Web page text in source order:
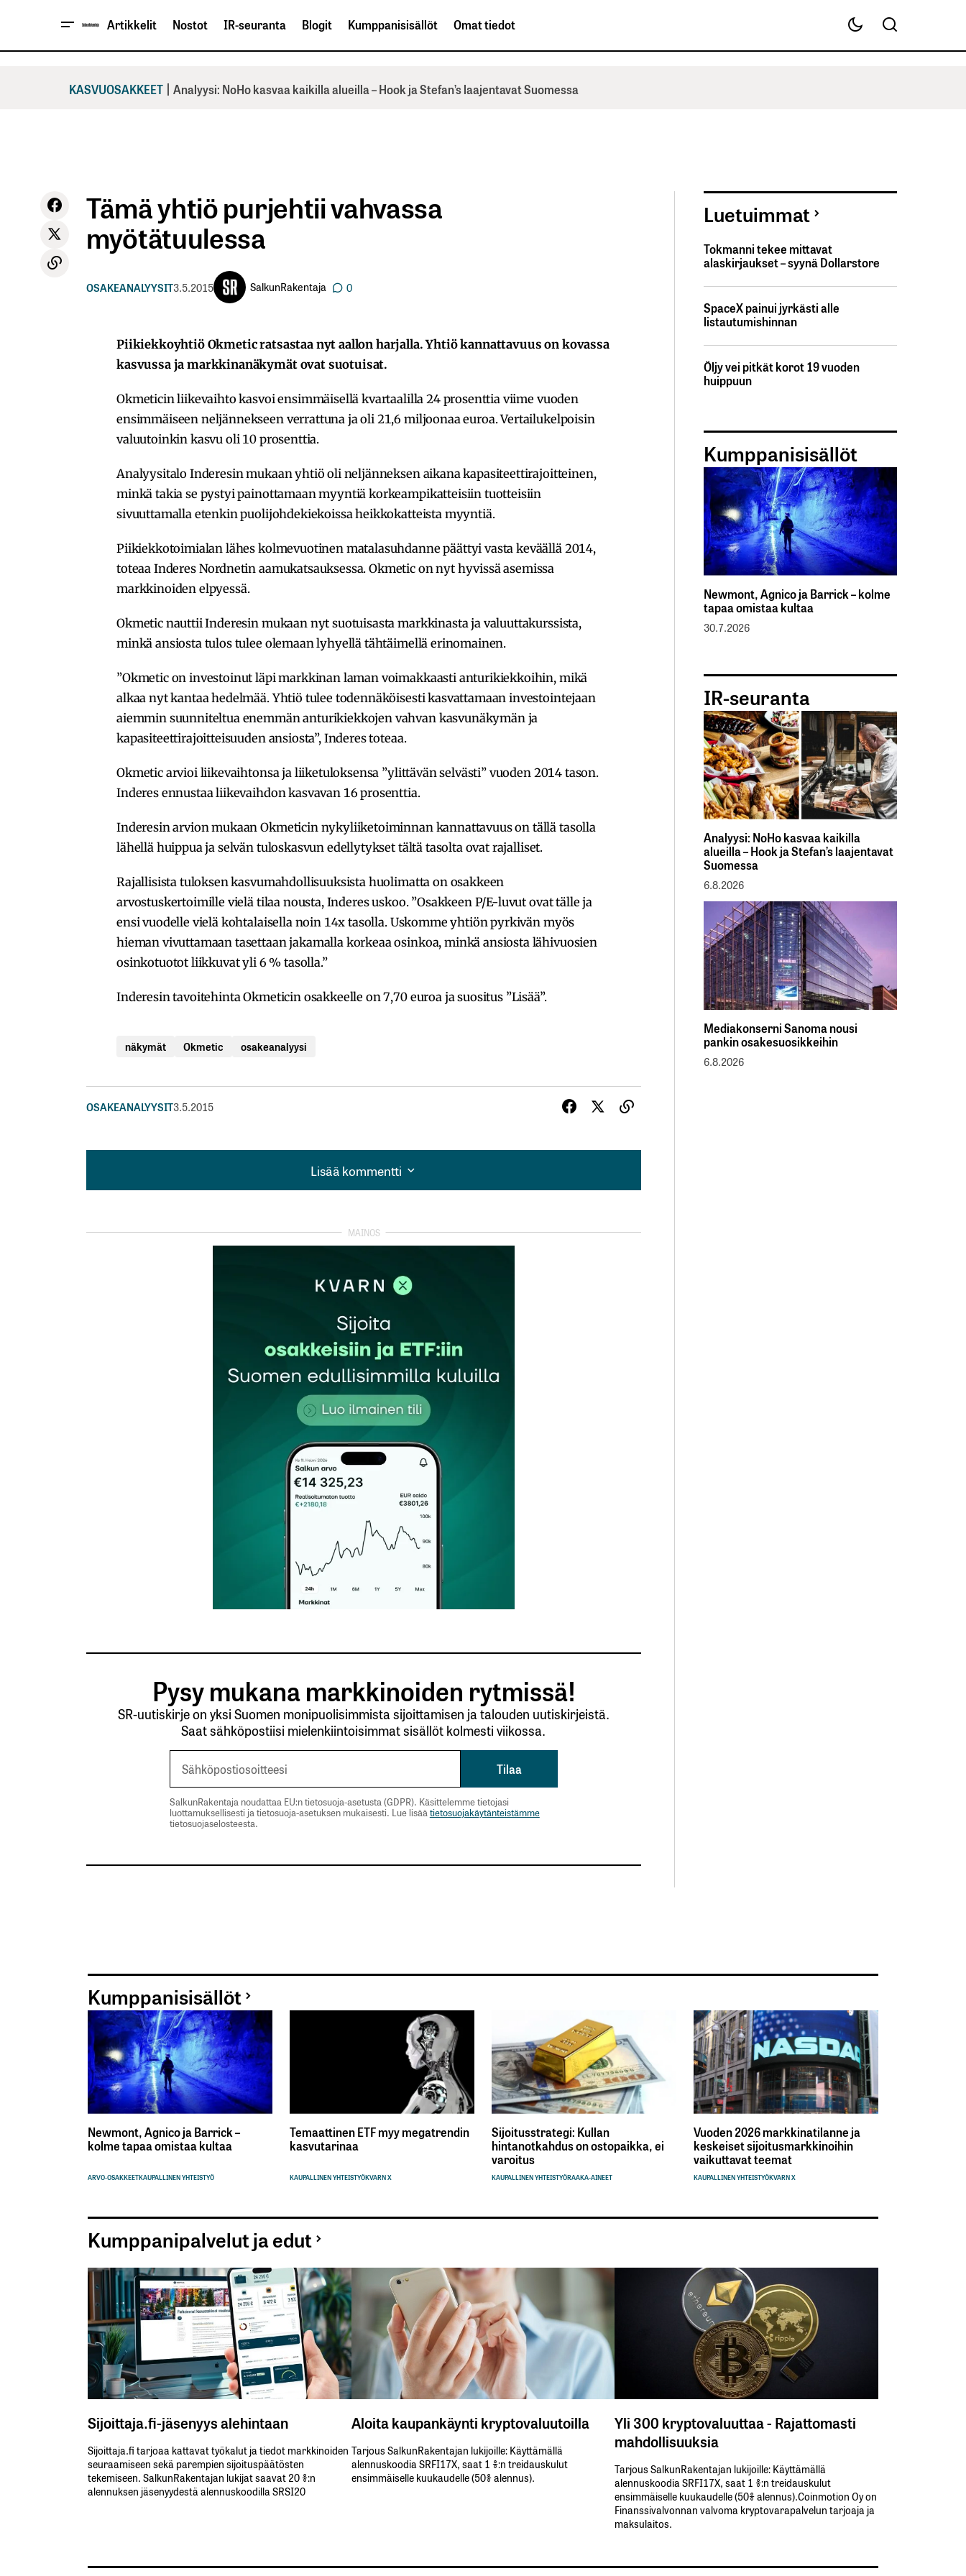
Artikkelit Nostot IR-seuranta Blogit Kumppanisisällöt Omat tiedot
KASVUOSAKKEET | Analyysi: NoHo kasvaa kaikilla alueilla – Hook ja Stefan’s laajentavat Suomessa
Tämä yhtiö purjehtii vahvassa
myötätuulessa
OSAKEANALYYSIT3.5.2015 SalkunRakentaja 0
Piikiekkoyhtiö Okmetic ratsastaa nyt aallon harjalla. Yhtiö kannattavuus on kovassa
kasvussa ja markkinanäkymät ovat suotuisat.
Okmeticin liikevaihto kasvoi ensimmäisellä kvartaalilla 24 prosenttia viime vuoden
ensimmäiseen neljännekseen verrattuna ja oli 21,6 miljoonaa euroa. Vertailukelpoisin
valuutoinkin kasvu oli 10 prosenttia.
Analyysitalo Inderesin mukaan yhtiö oli neljänneksen aikana kapasiteettirajoitteinen,
minkä takia se pystyi painottamaan myyntiä korkeampikatteisiin tuotteisiin
sivuuttamalla etenkin puolijohdekiekoissa heikkokatteista myyntiä.
Piikiekkotoimialan lähes kolmevuotinen matalasuhdanne päättyi vasta keväällä 2014,
toteaa Inderes Nordnetin aamukatsauksessa. Okmetic on nyt hyvissä asemissa
markkinoiden elpyessä.
Okmetic nauttii Inderesin mukaan nyt suotuisasta markkinasta ja valuuttakurssista,
minkä ansiosta tulos tulee olemaan lyhyellä tähtäimellä erinomainen.
”Okmetic on investoinut läpi markkinan laman voimakkaasti anturikiekkoihin, mikä
alkaa nyt kantaa hedelmää. Yhtiö tulee todennäköisesti kasvattamaan investointejaan
aiemmin suunniteltua enemmän anturikiekkojen vahvan kasvunäkymän ja
kapasiteettirajoitteisuuden ansiosta”, Inderes toteaa.
Okmetic arvioi liikevaihtonsa ja liiketuloksensa ”ylittävän selvästi” vuoden 2014 tason.
Inderes ennustaa liikevaihdon kasvavan 16 prosenttia.
Inderesin arvion mukaan Okmeticin nykyliiketoiminnan kannattavuus on tällä tasolla
lähellä huippua ja selvän tuloskasvun edellytykset tältä tasolta ovat rajalliset.
Rajallisista tuloksen kasvumahdollisuuksista huolimatta on osakkeen
arvostuskertoimille vielä tilaa nousta, Inderes uskoo. ”Osakkeen P/E-luvut ovat tälle ja
ensi vuodelle vielä kohtalaisella noin 14x tasolla. Uskomme yhtiön pyrkivän myös
hieman vivuttamaan tasettaan jakamalla korkeaa osinkoa, minkä ansiosta lähivuosien
osinkotuotot liikkuvat yli 6 % tasolla.”
Inderesin tavoitehinta Okmeticin osakkeelle on 7,70 euroa ja suositus ”Lisää”.
näkymät Okmetic osakeanalyysi
OSAKEANALYYSIT3.5.2015
Lisää kommentti
Lisää kommentti
Pakolliset kentät on merkitty
Sähköpostiosoitteesi
Pysy mukana markkinoiden rytmissä!
SR-uutiskirje on yksi Suomen monipuolisimmista sijoittamisen ja talouden uutiskirjeistä.
Saat sähköpostiisi mielenkiintoisimmat sisällöt kolmesti viikossa.
SalkunRakentaja noudattaa EU:n tietosuoja-asetusta (GDPR). Käsittelemme tietojasi
luottamuksellisesti ja tietosuoja-asetuksen mukaisesti. Lue lisää tietosuojakäytänteistämme
tietosuojaselosteesta.
Luetuimmat
Tokmanni tekee mittavat
alaskirjaukset – syynä Dollarstore
SpaceX painui jyrkästi alle
listautumishinnan
Öljy vei pitkät korot 19 vuoden
huippuun
Kumppanisisällöt
Newmont, Agnico ja Barrick – kolme
tapaa omistaa kultaa
30.7.2026
IR-seuranta
Analyysi: NoHo kasvaa kaikilla
alueilla – Hook ja Stefan’s laajentavat
Suomessa
6.8.2026
Mediakonserni Sanoma nousi
pankin osakesuosikkeihin
6.8.2026
Kumppanisisällöt
Newmont, Agnico ja Barrick –
kolme tapaa omistaa kultaa
ARVO-OSAKKEETKAUPALLINEN YHTEISTYÖ
Temaattinen ETF myy megatrendin
kasvutarinaa
KAUPALLINEN YHTEISTYÖKVARN X
Sijoitusstrategi: Kullan
hintanotkahdus on ostopaikka, ei
varoitus
KAUPALLINEN YHTEISTYÖRAAKA-AINEET
Vuoden 2026 markkinatilanne ja
keskeiset sijoitusmarkkinoihin
vaikuttavat teemat
KAUPALLINEN YHTEISTYÖKVARN X
Kumppanipalvelut ja edut
Sijoittaja.fi-jäsenyys alehintaan
Sijoittaja.fi tarjoaa kattavat työkalut ja tiedot markkinoiden
seuraamiseen sekä parempien sijoituspäätösten
tekemiseen. SalkunRakentajan lukijat saavat 20 %:n
alennuksen jäsenyydestä alennuskoodilla SRSI20
Aloita kaupankäynti kryptovaluutoilla
Tarjous SalkunRakentajan lukijoille: Käyttämällä​ ​
alennuskoodia​ ​SRFI17X,​ ​saat​ ​1 %:n treidauskulut​ ​
ensimmäiselle​ ​kuukaudelle​ ​(50%​ ​alennus).
Yli 300 kryptovaluuttaa - Rajattomasti
mahdollisuuksia
Tarjous SalkunRakentajan lukijoille: Käyttämällä​ ​
alennuskoodia​ ​SRFI17X,​ ​saat​ ​1 %:n treidauskulut​ ​
ensimmäiselle​ ​kuukaudelle​ ​(50%​ ​alennus).Coinmotion Oy on
Finanssivalvonnan valvoma kryptovarapalvelun tarjoaja ja
maksulaitos.